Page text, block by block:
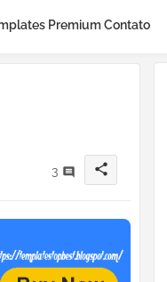
Premium Contato
3 share